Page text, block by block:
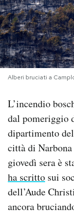
PODCAST
NEWSLETTER
I MIEI
SHOP
AREA
Alberi bruciati a
L’incendio
dal pomeriggio
dipartimento
città di
giovedì sera è
ha scritto sui
dell’Aude
ancora